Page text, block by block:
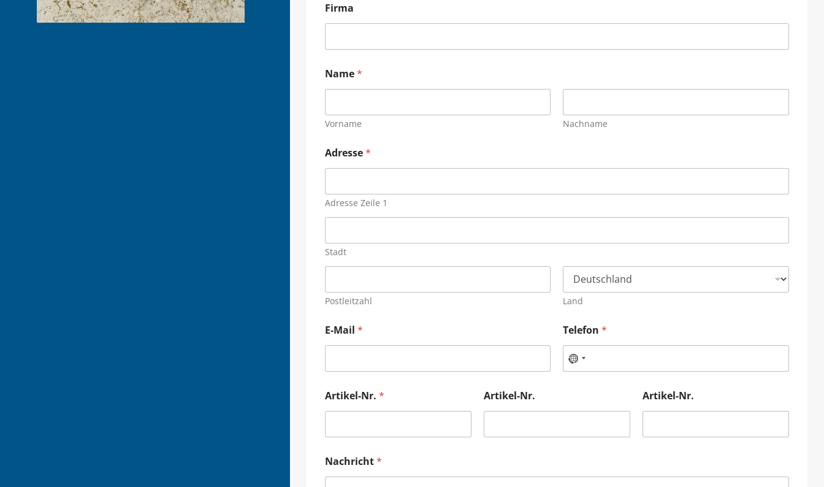
Firma
Name*
Vorname Nachname
Adresse*
Adresse Zeile 1
Stadt
Postleitzahl Land
E-Mail * Telefon*
Artikel-Nr. * Artikel-Nr. Artikel-Nr.
Nachricht*